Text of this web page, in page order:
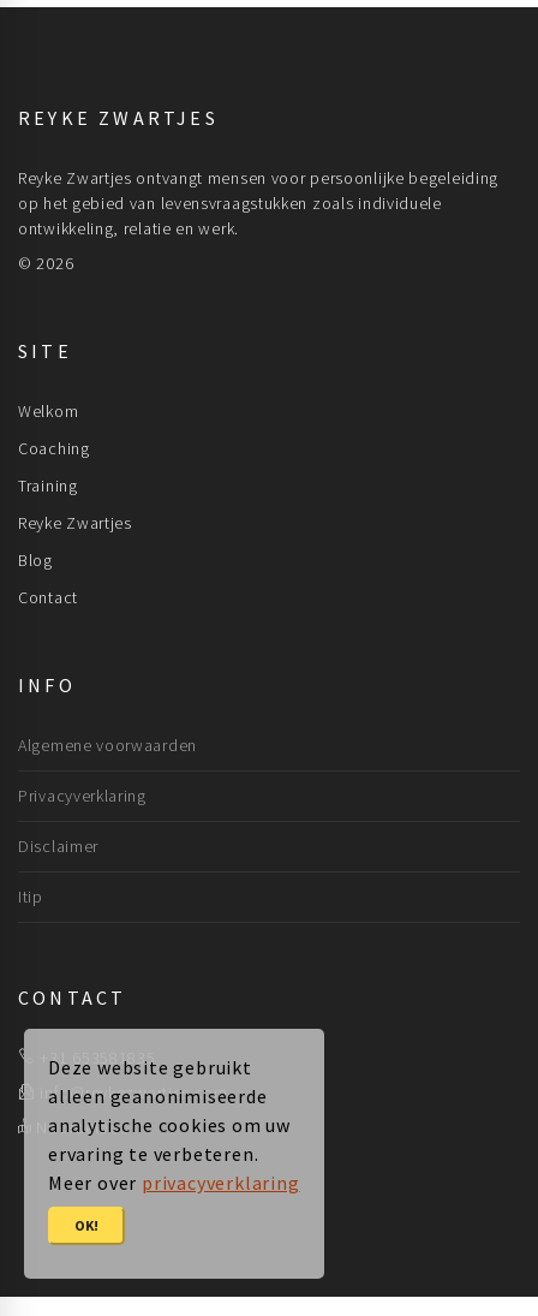
REYKE ZWARTJES
Reyke Zwartjes ontvangt mensen voor persoonlijke begeleiding
op het gebied van levensvraagstukken zoals individuele
ontwikkeling, relatie en werk.
© 2026
SITE
Welkom
Coaching
Training
Reyke Zwartjes
Blog
Contact
INFO
Algemene voorwaarden
Privacyverklaring
Disclaimer
Itip
CONTACT
+31 653581835
info@reykezwartjes.com
Noordeloos
Deze website gebruikt
alleen geanonimiseerde
analytische cookies om uw
ervaring te verbeteren.
Meer over privacyverklaring
OK!